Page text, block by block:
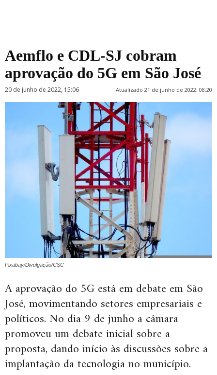
Aemflo e CDL-SJ cobram
aprovação do 5G em São José
20 de junho de 2022, 15:06 Atualizado 21 de junho de 2022, 08:20
Pixabay/Divulgação/CSC
A aprovação do 5G está em debate em São
José, movimentando setores empresariais e
políticos. No dia 9 de junho a câmara
promoveu um debate inicial sobre a
proposta, dando início às discussões sobre a
implantação da tecnologia no município.